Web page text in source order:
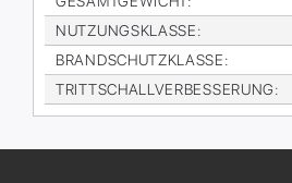
NUT­ZUNGS­KLAS­SE:
BRAND­SCHUTZ­KLAS­SE:
TRITT­SCHALL­VER­BES­SE­RUNG: